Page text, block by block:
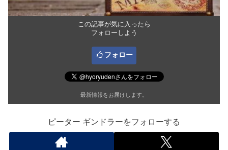
この記事が気に入ったら
フォローしよう
フォロー
最新情報をお届けします。
ピーター ギンドラーをフォローする